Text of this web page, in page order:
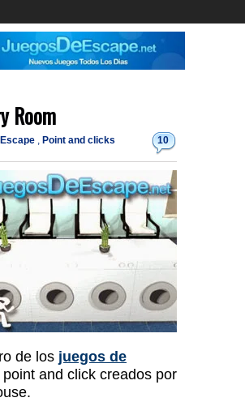
Room
10
, Point and clicks
de los juegos de
point and click creados por